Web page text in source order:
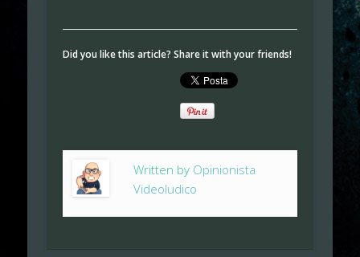
Did you like this article? Share it with your friends!
Written by Opinionista
Videoludico